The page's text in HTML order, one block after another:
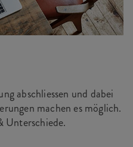
abschliessen und dabei
machen es möglich.
Unterschiede.